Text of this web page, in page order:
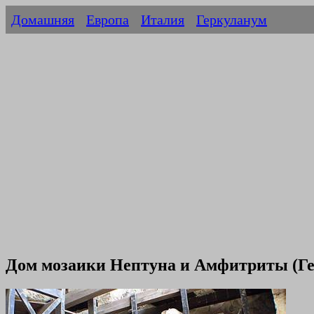
Домашняя Европа Италия Геркуланум
Дом мозаики Нептуна и Амфитриты